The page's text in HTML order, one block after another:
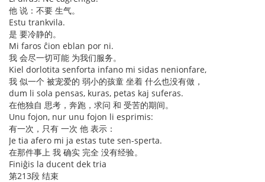
他 说：不要 生气。
Estu trankvila.
是 要冷静的。
Mi faros ĉion eblan por ni.
我 会尽一切可能 为我们服务。
Kiel dorlotita senforta infano mi sidas nenionfare,
我 似一个 被宠爱的 弱小的孩童 坐着 什么也没有做，
dum li sola pensas, kuras, petas kaj suferas.
在他独自 思考，奔跑，求问 和 受苦的期间。
Unu fojon, nur unu fojon li esprimis:
有一次，只有 一次 他 表示：
Je tia afero mi ja estas tute sen-sperta.
在那件事上 我 确实 完全 没有经验。
Finiĝis la ducent dek tria
第213段 结束